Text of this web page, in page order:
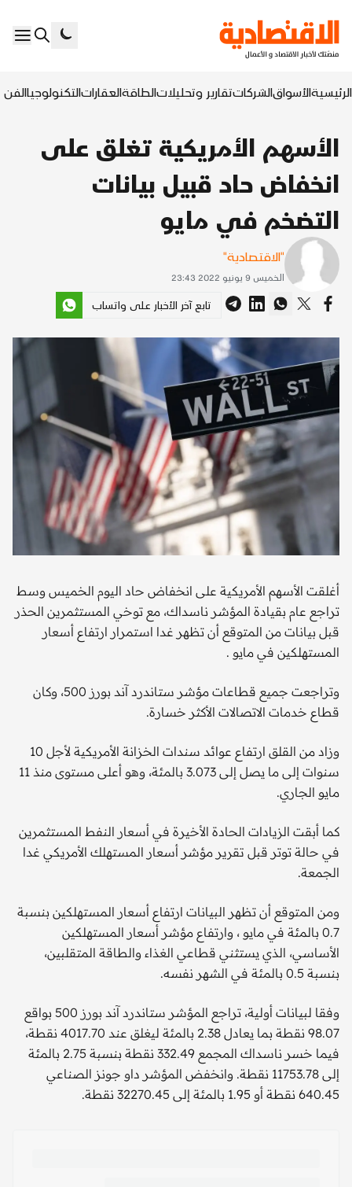
الرئيسيةالأسواقالشركاتتقارير وتحليلاتالطاقةالعقاراتالتكنولوجياالفن
الأسهم الأمريكية تغلق على
انخفاض حاد قبيل بيانات
التضخم في مايو
"الاقتصادية"
الخميس 9 يونيو 2022 23:43
تابع آخر الأخبار على واتساب
أغلقت الأسهم الأمريكية على انخفاض حاد اليوم الخميس وسط
تراجع عام بقيادة المؤشر ناسداك، مع توخي المستثمرين الحذر
قبل بيانات من المتوقع أن تظهر غدا استمرار ارتفاع أسعار
المستهلكين في مايو .
وتراجعت جميع قطاعات مؤشر ستاندرد آند بورز 500، وكان
قطاع خدمات الاتصالات الأكثر خسارة.
وزاد من القلق ارتفاع عوائد سندات الخزانة الأمريكية لأجل 10
سنوات إلى ما يصل إلى 3.073 بالمئة، وهو أعلى مستوى منذ 11
مايو الجاري.
كما أبقت الزيادات الحادة الأخيرة في أسعار النفط المستثمرين
في حالة توتر قبل تقرير مؤشر أسعار المستهلك الأمريكي غدا
الجمعة.
ومن المتوقع أن تظهر البيانات ارتفاع أسعار المستهلكين بنسبة
0.7 بالمئة في مايو ، وارتفاع مؤشر أسعار المستهلكين
الأساسي، الذي يستثني قطاعي الغذاء والطاقة المتقلبين،
بنسبة 0.5 بالمئة في الشهر نفسه.
وفقا لبيانات أولية، تراجع المؤشر ستاندرد آند بورز 500 بواقع
98.07 نقطة بما يعادل 2.38 بالمئة ليغلق عند 4017.70 نقطة،
فيما خسر ناسداك المجمع 332.49 نقطة بنسبة 2.75 بالمئة
إلى 11753.78 نقطة. وانخفض المؤشر داو جونز الصناعي
640.45 نقطة أو 1.95 بالمئة إلى 32270.45 نقطة.